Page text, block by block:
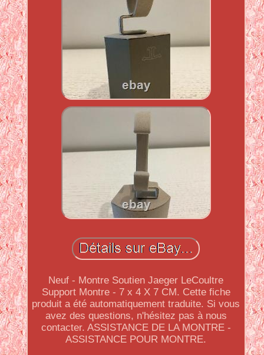
Neuf - Montre Soutien Jaeger LeCoultre
Support Montre - 7 x 4 X 7 CM. Cette fiche
produit a été automatiquement traduite. Si vous
avez des questions, n'hésitez pas à nous
contacter. ASSISTANCE DE LA MONTRE -
ASSISTANCE POUR MONTRE.